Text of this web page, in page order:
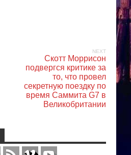
NEXT
Скотт Моррисон
подвергся критике за
то, что провел
секретную поездку по
время Саммита G7 в
Великобритании